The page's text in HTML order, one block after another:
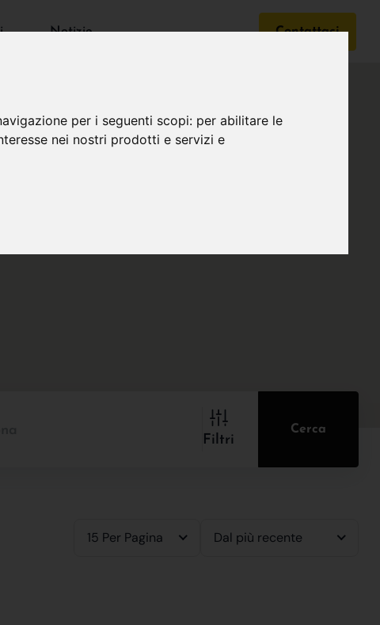
per i seguenti scopi: per abilitare le
nei nostri prodotti e servizi e
Notizie Contattaci
Filtri
Cerca
15 Per Pagina Dal più recente